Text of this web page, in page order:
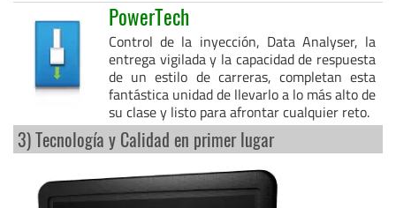
PowerTech
Control de la inyección, Data Analyser, la
entrega vigilada y la capacidad de respuesta
de un estilo de carreras, completan esta
fantástica unidad de llevarlo a lo más alto de
su clase y listo para afrontar cualquier reto.
3) Tecnología y Calidad en primer lugar